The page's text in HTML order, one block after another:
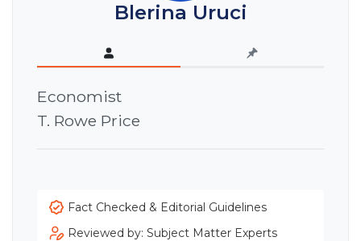
Blerina Uruci
Economist
T. Rowe Price
Fact Checked & Editorial Guidelines
Reviewed by: Subject Matter Experts